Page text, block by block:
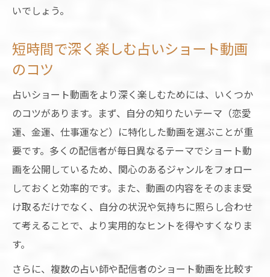
いでしょう。
短時間で深く楽しむ占いショート動画
のコツ
占いショート動画をより深く楽しむためには、いくつか
のコツがあります。まず、自分の知りたいテーマ（恋愛
運、金運、仕事運など）に特化した動画を選ぶことが重
要です。多くの配信者が毎日異なるテーマでショート動
画を公開しているため、関心のあるジャンルをフォロー
しておくと効率的です。また、動画の内容をそのまま受
け取るだけでなく、自分の状況や気持ちに照らし合わせ
て考えることで、より実用的なヒントを得やすくなりま
す。
さらに、複数の占い師や配信者のショート動画を比較す